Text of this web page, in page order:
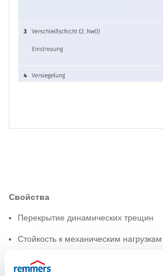
Свойства
Перекрытие динамических трещин
Стойкость к механическим нагрузкам
Стойкость к химическому воздействию